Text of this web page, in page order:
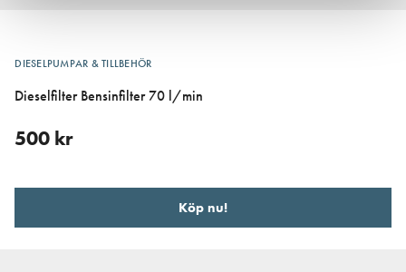
DIESELPUMPAR & TILLBEHÖR
Dieselfilter Bensinfilter 70 l/min
500 kr
Köp nu!